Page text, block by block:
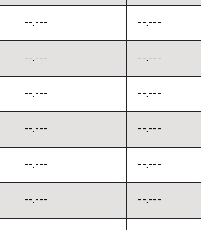
--.--- --.---
--.--- --.---
--.--- --.---
--.--- --.---
--.--- --.---
--.--- --.---